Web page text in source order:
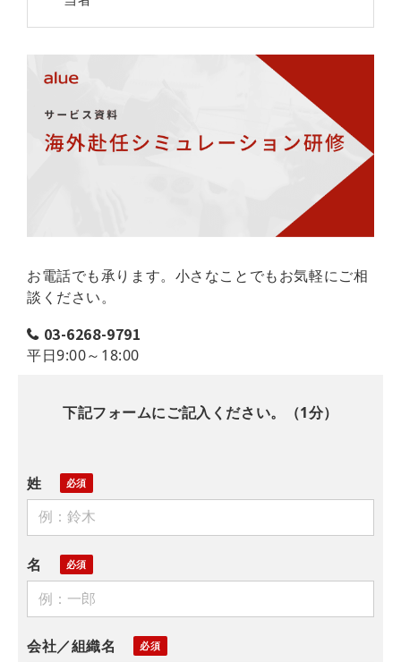
お電話でも承ります。小さなことでもお気軽にご相
談ください。
03-6268-9791
平日9:00～18:00
下記フォームにご記入ください。（1分）
姓
名
会社／組織名